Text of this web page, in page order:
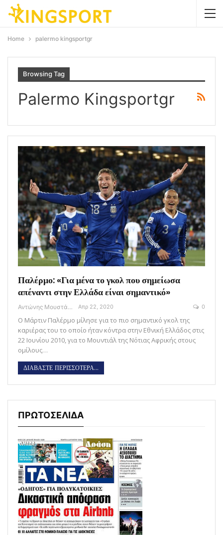
Home palermo kingsportgr
Browsing Tag
Palermo Kingsportgr
Παλέρμο: «Για μένα το γκολ που σημείωσα
απέναντι στην Ελλάδα είναι σημαντικό»
Αντώνης Μουστάκας Απρ 22, 2020 0
Ο Μάρτιν Παλέρμο μίλησε για το πιο σημαντικό γκολ της
καριέρας του το οποίο ήταν κόντρα στην Εθνική Ελλάδος στις
22 Ιουνίου 2010, για το Μουντιάλ της Νότιας Αφρικής στους
ομίλους…
ΔΙΑΒΑΣΤΕ ΠΕΡΙΣΣΟΤΕΡΑ...
ΠΡΩΤΟΣΕΛΙΔΑ